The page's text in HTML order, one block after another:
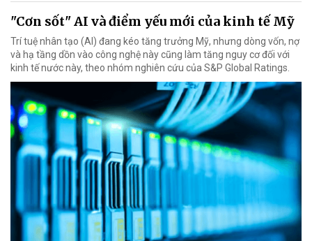
"Cơn sốt" AI và điểm yếu mới của kinh tế Mỹ
Trí tuệ nhân tạo (AI) đang kéo tăng trưởng Mỹ, nhưng dòng vốn, nợ
và hạ tầng dồn vào công nghệ này cũng làm tăng nguy cơ đối với
kinh tế nước này, theo nhóm nghiên cứu của S&P Global Ratings.